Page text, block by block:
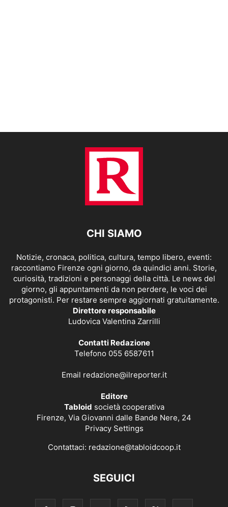
CHI SIAMO
Notizie, cronaca, politica, cultura, tempo libero, eventi:
raccontiamo Firenze ogni giorno, da quindici anni. Storie,
curiosità, tradizioni e personaggi della città. Le news del
giorno, gli appuntamenti da non perdere, le voci dei
protagonisti. Per restare sempre aggiornati gratuitamente.
Direttore responsabile
Ludovica Valentina Zarrilli
Contatti Redazione
Telefono 055 6587611
Email redazione@ilreporter.it
Editore
Tabloid società cooperativa
Firenze, Via Giovanni dalle Bande Nere, 24
Privacy Settings
Contattaci: redazione@tabloidcoop.it
SEGUICI